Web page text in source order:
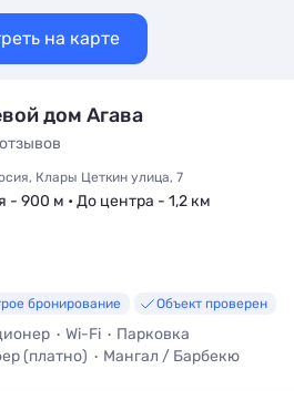
на карте
дом Агава
Клары Цеткин улица, 7
- 900 м • До центра - 1,2 км
бронирование Объект проверен
Wi-Fi
Парковка
(платно)
Мангал / Барбекю